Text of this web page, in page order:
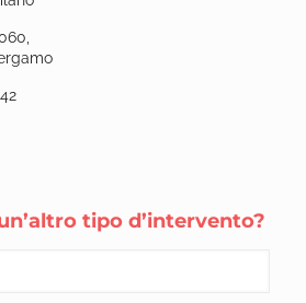
tipo d’intervento?